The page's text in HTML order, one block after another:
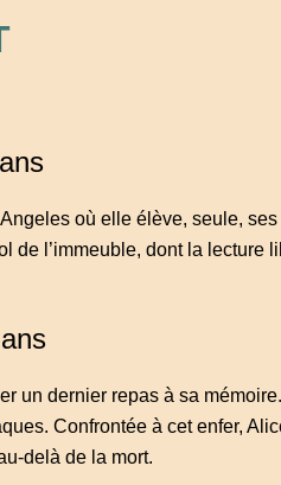
où elle élève, seule,
de l’immeuble, dont la lecture
un dernier repas à sa
Confrontée à cet enfer,
delà de la mort.